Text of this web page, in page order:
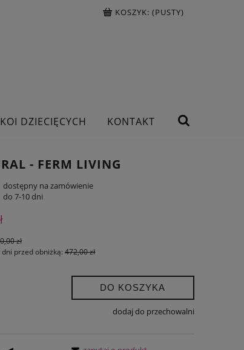
KOSZYK: (PUSTY)
DZIECIĘCYCH
KONTAKT
- FERM LIVING
dostępny na zamówienie
do 7-10 dni
zł
dni przed obniżką:472,00 zł
DO KOSZYKA
dodaj do przechowalni